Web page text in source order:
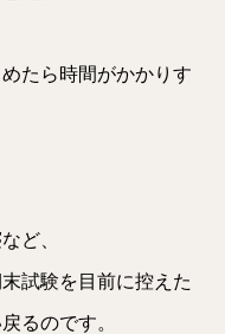
たら時間がかかりす
ど、
試験を目前に控えた
るのです。